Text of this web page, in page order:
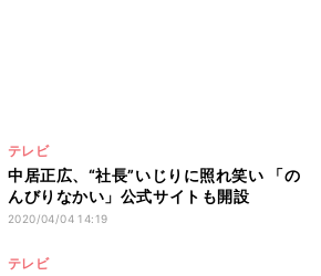
テレビ
中居正広、“社長”いじりに照れ笑い 「の
んびりなかい」公式サイトも開設
2020/04/04 14:19
テレビ